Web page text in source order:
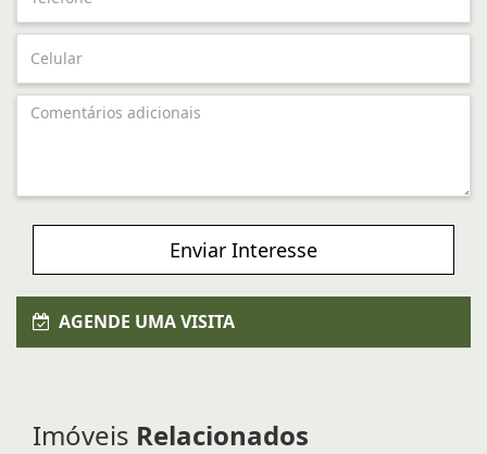
Enviar Interesse
AGENDE UMA VISITA
Imóveis Relacionados